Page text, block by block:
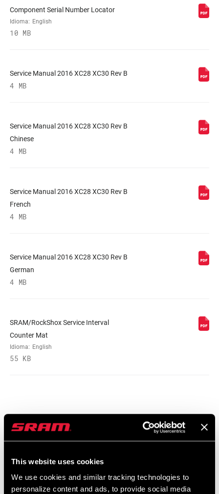
This website uses cookies
We use cookies and similar tracking technologies to
personalize content and ads, to provide social media
SPRING Coil
MINIMUM ROTOR
Component Serial Number Locator
Idioma: English
10 MB
Service Manual 2016 XC28 XC30 Rev B
4 MB
Service Manual 2016 XC28 XC30 Rev B
Chinese
4 MB
Service Manual 2016 XC28 XC30 Rev B
French
4 MB
Service Manual 2016 XC28 XC30 Rev B
German
4 MB
SRAM/RockShox Service Interval
Counter Mat
Idioma: English
55 KB